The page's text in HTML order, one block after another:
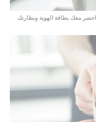
احضر معك بطاقة الهوية ونظارتك